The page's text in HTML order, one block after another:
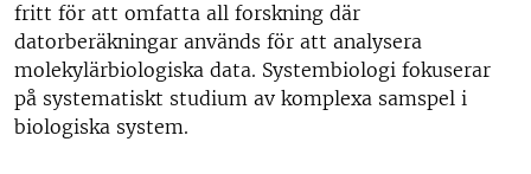
fritt för att omfatta all forskning där
datorberäkningar används för att analysera
molekylärbiologiska data. Systembiologi fokuserar
på systematiskt studium av komplexa samspel i
biologiska system.